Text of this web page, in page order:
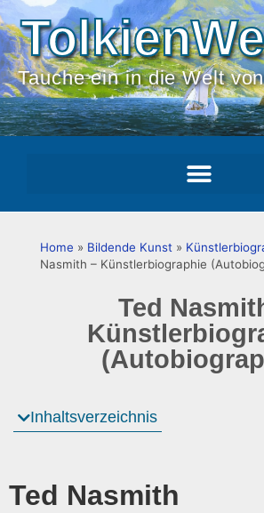
Tauche ein in die Welt
Home » Bildende Kunst »
Nasmith – Künstlerbiographie
Ted
Inhaltsverzeichnis
Ted Nasmith